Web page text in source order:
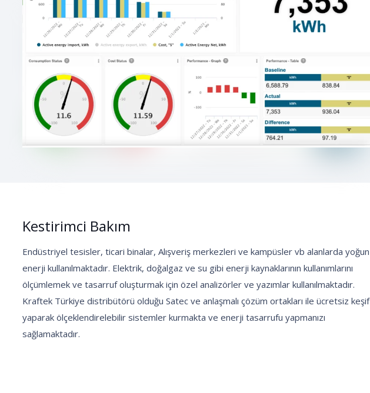
Kestirimci Bakım
Endüstriyel tesisler, ticari binalar, Alışveriş merkezleri ve kampüsler vb alanlarda yoğun
enerji kullanılmaktadır. Elektrik, doğalgaz ve su gibi enerji kaynaklarının kullanımlarını
ölçümlemek ve tasarruf oluşturmak için özel analizörler ve yazımlar kullanılmaktadır.
Kraftek Türkiye distribütörü olduğu Satec ve anlaşmalı çözüm ortakları ile ücretsiz keşif
yaparak ölçeklendirelebilir sistemler kurmakta ve enerji tasarrufu yapmanızı
sağlamaktadır.